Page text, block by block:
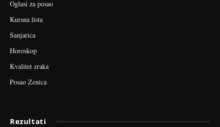
Oglasi za posao
Kursna lista
Sanjarica
Horoskop
Kvalitet zraka
Posao Zenica
Rezultati